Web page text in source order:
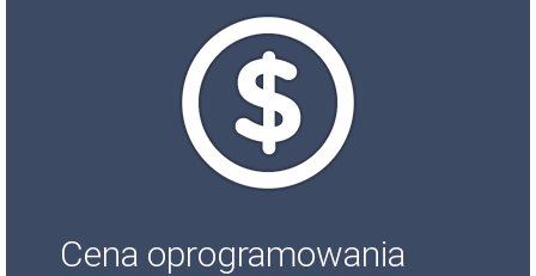
Cena oprogramowania